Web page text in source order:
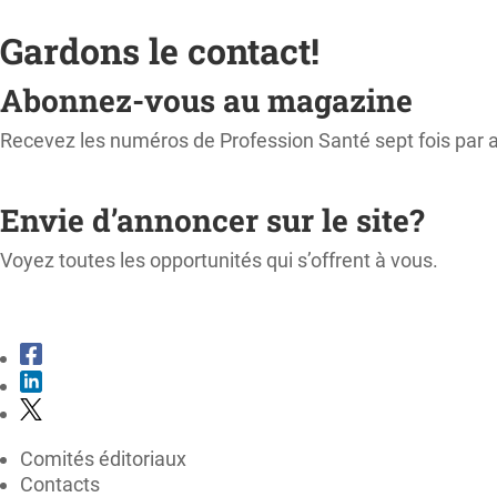
Gardons le contact!
Abonnez-vous au magazine
Recevez les numéros de Profession Santé sept fois par
Envie d’annoncer sur le site?
Voyez toutes les opportunités qui s’offrent à vous.
Comités éditoriaux
Contacts